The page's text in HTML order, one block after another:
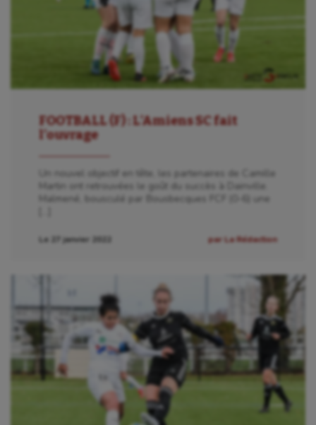
FOOTBALL (F) : L’Amiens SC fait
l’ouvrage
Un nouvel objectif en tête, les partenaires de Camille
Martin ont retrouvées le goût du succès à Dainville.
Malmené, bousculé par Bousbecques FCF (0-6) une
Le 27 janvier 2022 par La Rédaction